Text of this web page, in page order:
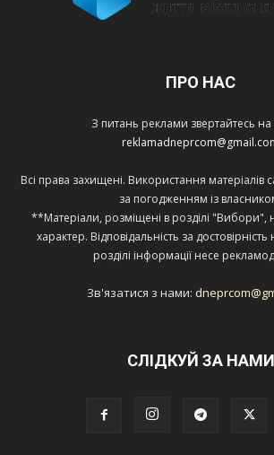
ПРО НАС
З питань реклами звертайтесь
Всі права захищені. Використання матеріалів
за погодженням із
**Матеріали, розміщені в розділі "Вибори",
характер. Відповідальність за
розділі інформації несе
Зв'язатися з нами:
СЛІДКУЙ ЗА НАМИ